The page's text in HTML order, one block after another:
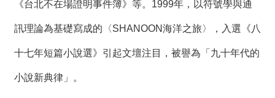
《台北不在場證明事件簿》等。1999年，以符號學與通
訊理論為基礎寫成的〈SHANOON海洋之旅〉，入選《八
十七年短篇小說選》引起文壇注目，被譽為「九十年代的
小說新典律」。